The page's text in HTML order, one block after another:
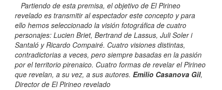
Partiendo de esta premisa, el objetivo de El Pirineo
revelado es transmitir al espectador este concepto y para
ello hemos seleccionado la visión fotográfica de cuatro
personajes: Lucien Briet, Bertrand de Lassus, Juli Soler i
Santaló y Ricardo Compairé. Cuatro visiones distintas,
contradictorias a veces, pero siempre basadas en la pasión
por el territorio pirenaico. Cuatro formas de revelar el Pirineo
que revelan, a su vez, a sus autores. Emilio Casanova Gil,
Director de El Pirineo revelado